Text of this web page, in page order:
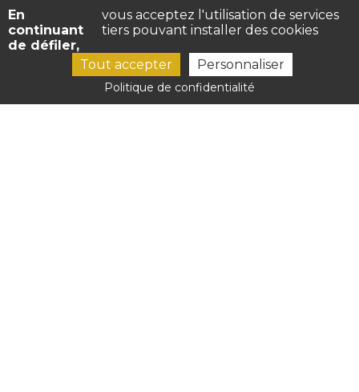
En
continuant
de défiler,
vous acceptez l'utilisation de services
tiers pouvant installer des cookies
Tout accepter Personnaliser
Politique de confidentialité